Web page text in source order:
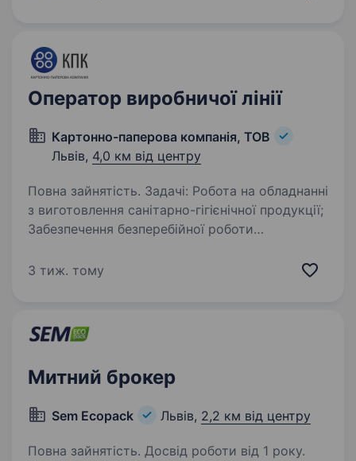
підприємства…
Оператор виробничої лінії
Картонно-паперова компанія, ТОВ
Львів, 4,0 км від центру
Повна зайнятість. Задачі: Робота на обладнанні
з виготовлення санітарно-гігієнічної продукції;
Забезпечення безперебійної роботи
обладнання; Контроль якості продукції
3 тиж. тому
Митний брокер
Sem Ecopack Львів, 2,2 км від центру
Повна зайнятість. Досвід роботи від 1 року.